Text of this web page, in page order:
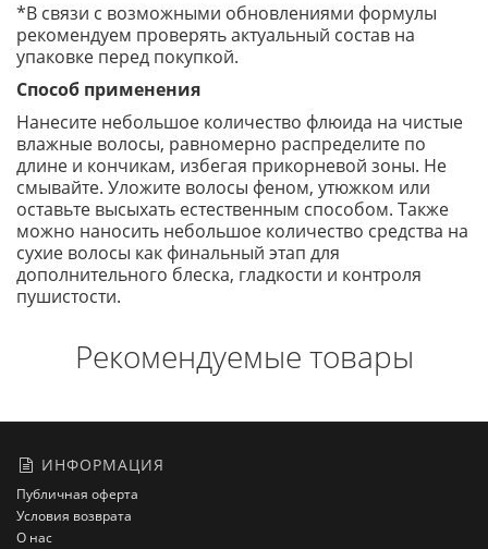
*В связи с возможными обновлениями формулы
рекомендуем проверять актуальный состав на
упаковке перед покупкой.
Способ применения
Нанесите небольшое количество флюида на чистые
влажные волосы, равномерно распределите по
длине и кончикам, избегая прикорневой зоны. Не
смывайте. Уложите волосы феном, утюжком или
оставьте высыхать естественным способом. Также
можно наносить небольшое количество средства на
сухие волосы как финальный этап для
дополнительного блеска, гладкости и контроля
пушистости.
Рекомендуемые товары
ИНФОРМАЦИЯ
Публичная оферта
Условия возврата
О нас